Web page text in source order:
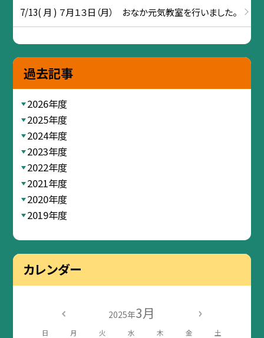
7/13( 月 ) ７月１３日（月） おなか元気教室を行いました。
過去記事
2026年度
2025年度
2024年度
2023年度
2022年度
2021年度
2020年度
2019年度
カレンダー
2025年3月
日 月 火 水 木 金 土